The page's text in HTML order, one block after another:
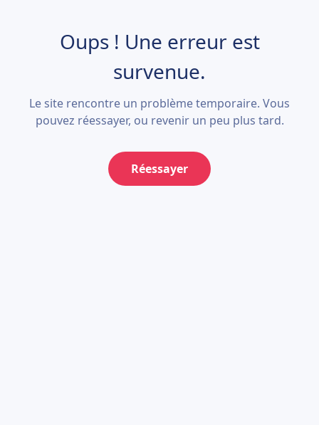
Oups ! Une erreur est
survenue.
Le site rencontre un problème temporaire. Vous
pouvez réessayer, ou revenir un peu plus tard.
Réessayer